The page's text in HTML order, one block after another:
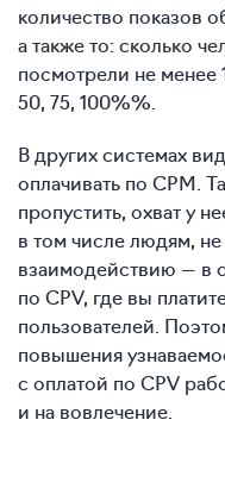
количество показов
а также то: сколько
посмотрели не менее
50, 75, 100%%.
В других системах
оплачивать по CPM.
пропустить, охват у
в том числе людям,
взаимодействию — в
по CPV, где вы
пользователей.
повышения
с оплатой по CPV
и на вовлечение.